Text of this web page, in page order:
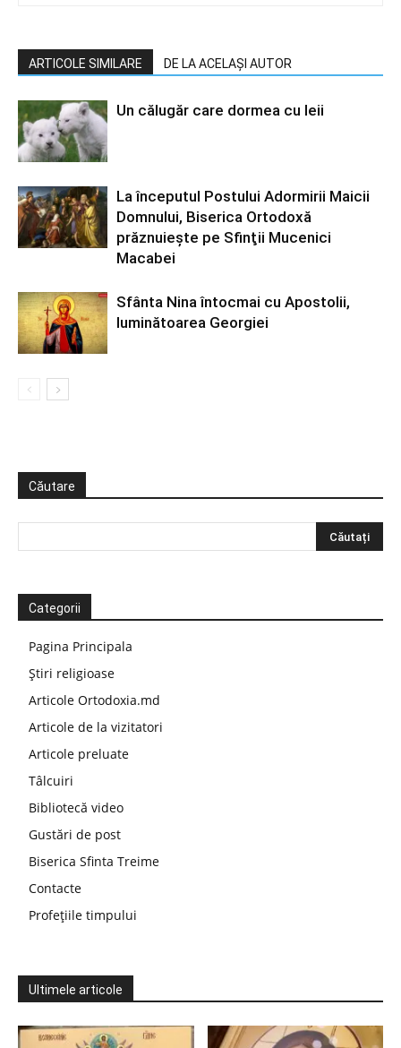
ARTICOLE SIMILARE DE LA ACELAȘI AUTOR
Un călugăr care dormea cu leii
La începutul Postului Adormirii Maicii
Domnului, Biserica Ortodoxă
prăznuiește pe Sfinţii Mucenici
Macabei
Sfânta Nina întocmai cu Apostolii,
luminătoarea Georgiei
Căutare
Categorii
Pagina Principala
Știri religioase
Articole Ortodoxia.md
Articole de la vizitatori
Articole preluate
Tâlcuiri
Bibliotecă video
Gustări de post
Biserica Sfinta Treime
Contacte
Profețiile timpului
Ultimele articole